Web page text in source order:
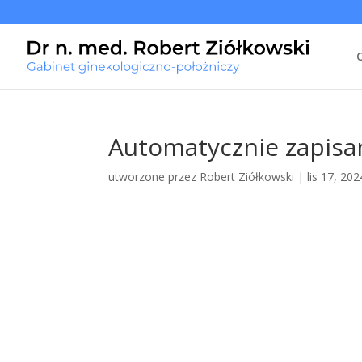
Automatycznie
utworzone przez Robert Ziółkowski |lis 17,